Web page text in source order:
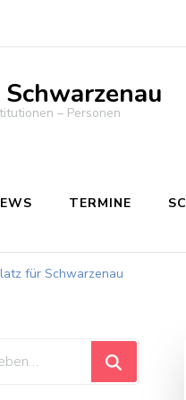
– Personen
TERMINE
für Schwarzenau